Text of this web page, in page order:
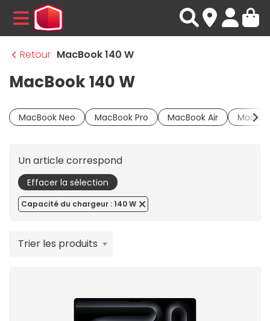
MENU
Retour MacBook 140 W
MacBook 140 W
MacBook Neo MacBook Pro MacBook Air
Un article correspond
Effacer la sélection
Capacité du chargeur : 140 W
Trier les produits